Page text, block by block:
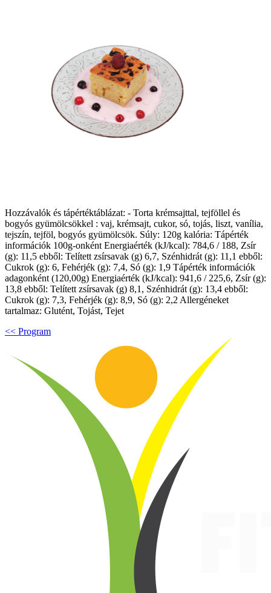
Hozzávalók és tápértéktáblázat: - Torta krémsajttal, tejföllel és
bogyós gyümölcsökkel : vaj, krémsajt, cukor, só, tojás, liszt, vanília,
tejszín, tejföl, bogyós gyümölcsök. Súly: 120g kalória: Tápérték
információk 100g-onként Energiaérték (kJ/kcal): 784,6 / 188, Zsír
(g): 11,5 ebből: Telített zsírsavak (g) 6,7, Szénhidrát (g): 11,1 ebből:
Cukrok (g): 6, Fehérjék (g): 7,4, Só (g): 1,9 Tápérték információk
adagonként (120,00g) Energiaérték (kJ/kcal): 941,6 / 225,6, Zsír (g):
13,8 ebből: Telített zsírsavak (g) 8,1, Szénhidrát (g): 13,4 ebből:
Cukrok (g): 7,3, Fehérjék (g): 8,9, Só (g): 2,2 Allergéneket
tartalmaz: Glutént, Tojást, Tejet
<< Program